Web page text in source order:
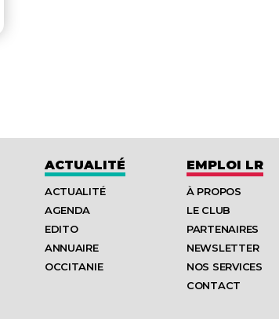
ACTUALITÉ
ACTUALITÉ
AGENDA
EDITO
ANNUAIRE
OCCITANIE
EMPLOI LR
À PROPOS
LE CLUB
PARTENAIRES
NEWSLETTER
NOS SERVICES
CONTACT